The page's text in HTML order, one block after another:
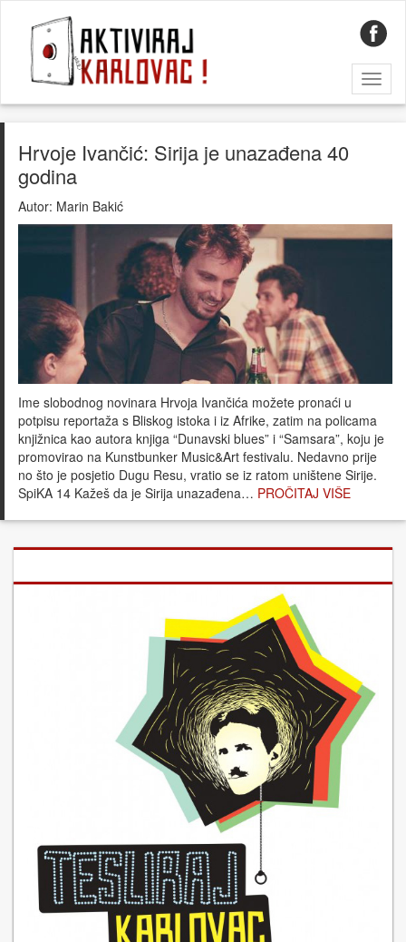
Hrvoje Ivančić: Sirija je unazađena 40
godina
Autor: Marin Bakić
Ime slobodnog novinara Hrvoja Ivančića možete pronaći u
potpisu reportaža s Bliskog istoka i iz Afrike, zatim na policama
knjižnica kao autora knjiga “Dunavski blues” i “Samsara”, koju je
promovirao na Kunstbunker Music&Art festivalu. Nedavno prije
no što je posjetio Dugu Resu, vratio se iz ratom uništene Sirije.
SpiKA 14 Kažeš da je Sirija unazađena… PROČITAJ VIŠE